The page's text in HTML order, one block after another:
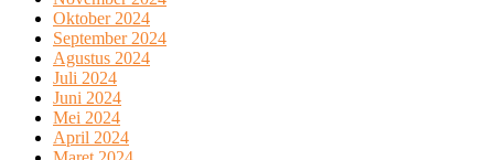
Oktober 2024
September 2024
Agustus 2024
Juli 2024
Juni 2024
Mei 2024
April 2024